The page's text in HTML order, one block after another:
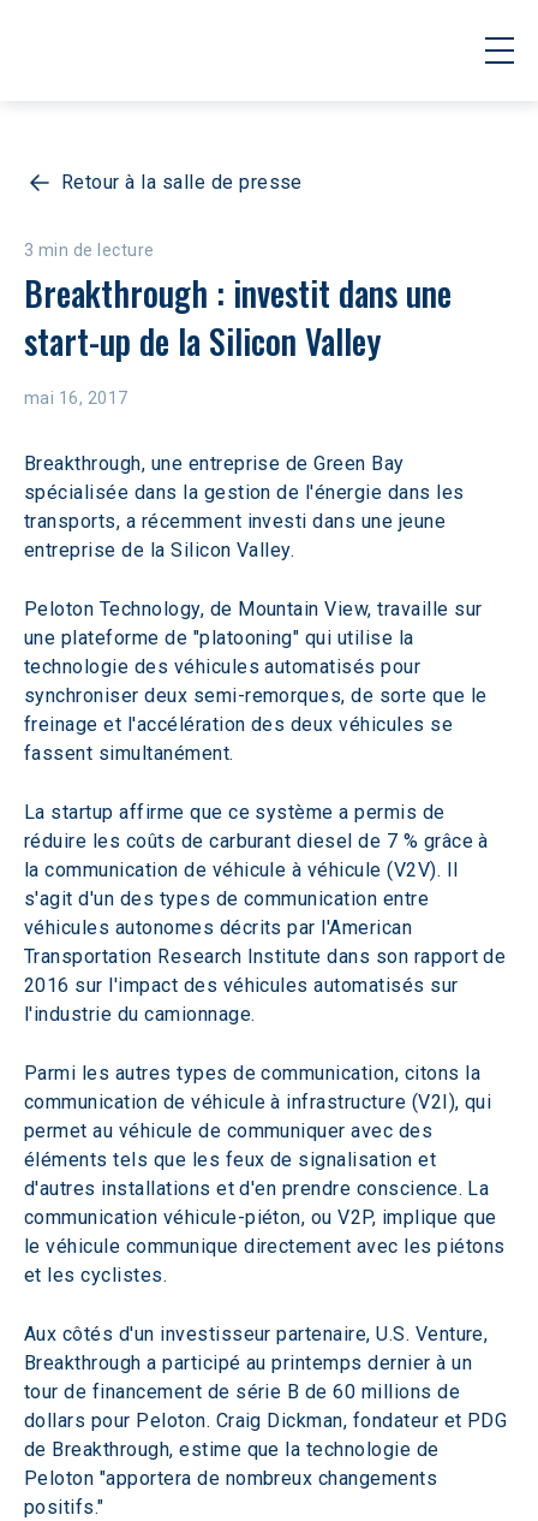
Retour à la salle de presse
3 min de lecture
Breakthrough : investit dans une
start-up de la Silicon Valley
mai 16, 2017
Breakthrough, une entreprise de Green Bay
spécialisée dans la gestion de l'énergie dans les
transports, a récemment investi dans une jeune
entreprise de la Silicon Valley.
Peloton Technology, de Mountain View, travaille sur
une plateforme de "platooning" qui utilise la
technologie des véhicules automatisés pour
synchroniser deux semi-remorques, de sorte que le
freinage et l'accélération des deux véhicules se
fassent simultanément.
La startup affirme que ce système a permis de
réduire les coûts de carburant diesel de 7 % grâce à
la communication de véhicule à véhicule (V2V). Il
s'agit d'un des types de communication entre
véhicules autonomes décrits par l'American
Transportation Research Institute dans son rapport de
2016 sur l'impact des véhicules automatisés sur
l'industrie du camionnage.
Parmi les autres types de communication, citons la
communication de véhicule à infrastructure (V2I), qui
permet au véhicule de communiquer avec des
éléments tels que les feux de signalisation et
d'autres installations et d'en prendre conscience. La
communication véhicule-piéton, ou V2P, implique que
le véhicule communique directement avec les piétons
et les cyclistes.
Aux côtés d'un investisseur partenaire, U.S. Venture,
Breakthrough a participé au printemps dernier à un
tour de financement de série B de 60 millions de
dollars pour Peloton. Craig Dickman, fondateur et PDG
de Breakthrough, estime que la technologie de
Peloton "apportera de nombreux changements
positifs."